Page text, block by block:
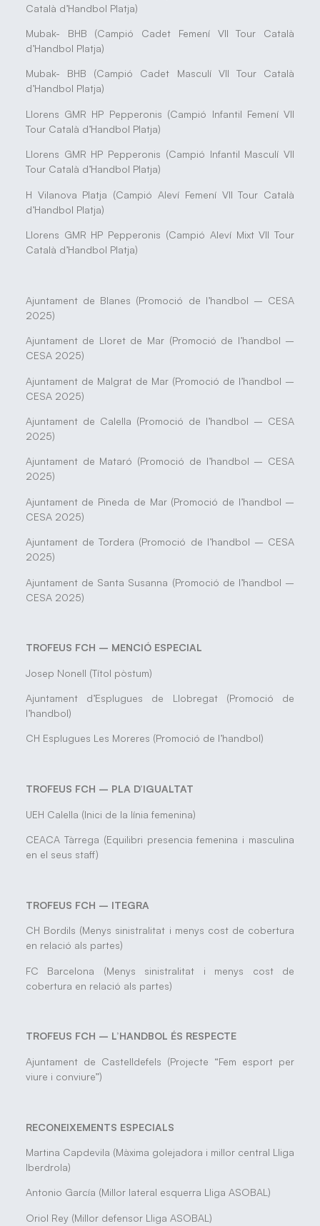
Català d’Handbol Platja)
Mubak- BHB (Campió Cadet Femení VII Tour Català
d’Handbol Platja)
Mubak- BHB (Campió Cadet Masculí VII Tour Català
d’Handbol Platja)
Llorens GMR HP Pepperonis (Campió Infantil Femení VII
Tour Català d’Handbol Platja)
Llorens GMR HP Pepperonis (Campió Infantil Masculí VII
Tour Català d’Handbol Platja)
H Vilanova Platja (Campió Aleví Femení VII Tour Català
d’Handbol Platja)
Llorens GMR HP Pepperonis (Campió Aleví Mixt VII Tour
Català d’Handbol Platja)
Ajuntament de Blanes (Promoció de l’handbol – CESA
2025)
Ajuntament de Lloret de Mar (Promoció de l’handbol –
CESA 2025)
Ajuntament de Malgrat de Mar (Promoció de l’handbol –
CESA 2025)
Ajuntament de Calella (Promoció de l’handbol – CESA
2025)
Ajuntament de Mataró (Promoció de l’handbol – CESA
2025)
Ajuntament de Pineda de Mar (Promoció de l’handbol –
CESA 2025)
Ajuntament de Tordera (Promoció de l’handbol – CESA
2025)
Ajuntament de Santa Susanna (Promoció de l’handbol –
CESA 2025)
TROFEUS FCH – MENCIÓ ESPECIAL
Josep Nonell (Títol pòstum)
Ajuntament d’Esplugues de Llobregat (Promoció de
l’handbol)
CH Esplugues Les Moreres (Promoció de l’handbol)
TROFEUS FCH – PLA D’IGUALTAT
UEH Calella (Inici de la línia femenina)
CEACA Tàrrega (Equilibri presencia femenina i masculina
en el seus staff)
TROFEUS FCH – ITEGRA
CH Bordils (Menys sinistralitat i menys cost de cobertura
en relació als partes)
FC Barcelona (Menys sinistralitat i menys cost de
cobertura en relació als partes)
TROFEUS FCH – L’HANDBOL ÉS RESPECTE
Ajuntament de Castelldefels (Projecte “Fem esport per
viure i conviure”)
RECONEIXEMENTS ESPECIALS
Martina Capdevila (Màxima golejadora i millor central Lliga
Iberdrola)
Antonio García (Millor lateral esquerra Lliga ASOBAL)
Oriol Rey (Millor defensor Lliga ASOBAL)